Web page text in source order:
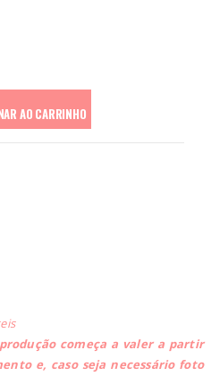
AO CARRINHO
produção começa a valer a partir
e, caso seja necessário foto